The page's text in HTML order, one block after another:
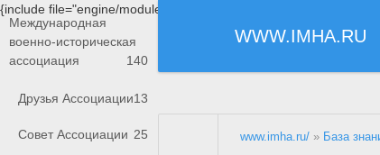
{include file="engine/modules/saperu/head.php"}
WWW.IMHA.RU
Международная
военно-историческая
ассоциация
140
Друзья Ассоциации13
Совет Ассоциации 25 www.imha.ru/ » База